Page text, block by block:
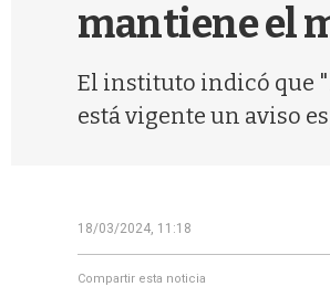
mantiene el
El instituto indicó que
está vigente un aviso
18/03/2024, 11:18
Compartir esta noticia